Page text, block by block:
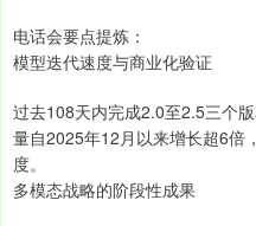
电话会要点提炼：
模型迭代速度与商业化验证
过去108天内完成2.0至2.5三个
量自2025年12月以来增长超6倍
度。
多模态战略的阶段性成果